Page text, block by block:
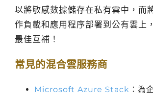
以將敏感數據儲存在私有雲中，而
作負載和應用程序部署到公有雲上
最佳互補！
常見的混合雲服務商
Microsoft Azure Stack ：為